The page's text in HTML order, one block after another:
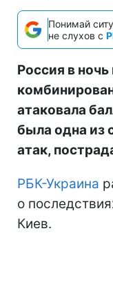
Понимай
не слухов с
Россия в
атаковала
была одна из
атак,
РБК-Украина
о
Киев.